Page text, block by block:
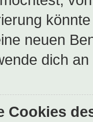
neuen
dich
Cookies